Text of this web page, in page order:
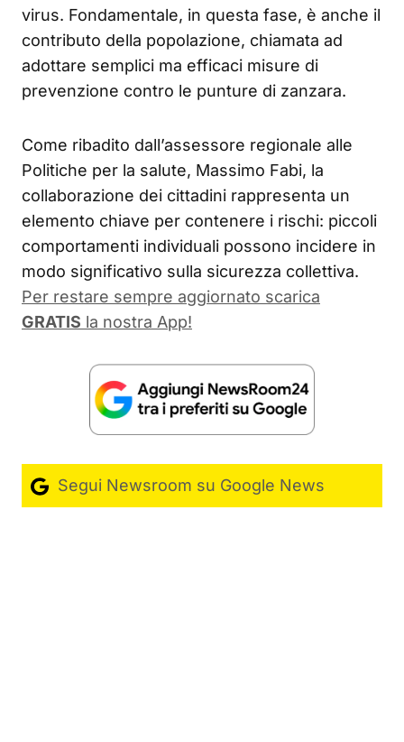
virus. Fondamentale, in questa fase, è anche il
contributo della popolazione, chiamata ad
adottare semplici ma efficaci misure di
prevenzione contro le punture di zanzara.
Come ribadito dall’assessore regionale alle
Politiche per la salute, Massimo Fabi, la
collaborazione dei cittadini rappresenta un
elemento chiave per contenere i rischi: piccoli
comportamenti individuali possono incidere in
modo significativo sulla sicurezza collettiva.
Per restare sempre aggiornato scarica
GRATIS la nostra App!
Segui Newsroom su Google News